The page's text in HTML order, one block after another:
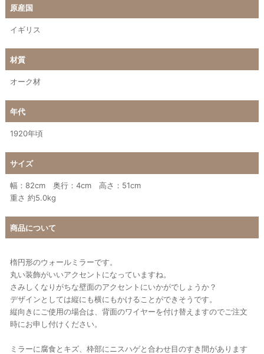
原産国
イギリス
材質
オーク材
年代
1920年頃
サイズ
幅：82cm 奥行：4cm 高さ：51cm
重さ 約5.0kg
商品について
楕円形のウォールミラーです。
丸い装飾がいいアクセントになっていますね。
さみしくなりがちな壁面のアクセントにいかがでしょうか？
デザインとしては縦にも横にもかけることができそうです。
縦向きにご使用の場合は、背面のワイヤーを付け替えますのでご注文
時にお申し付けください。
ミラーに腐食とキズ、枠部にニスハゲと合わせ目のすき間があります